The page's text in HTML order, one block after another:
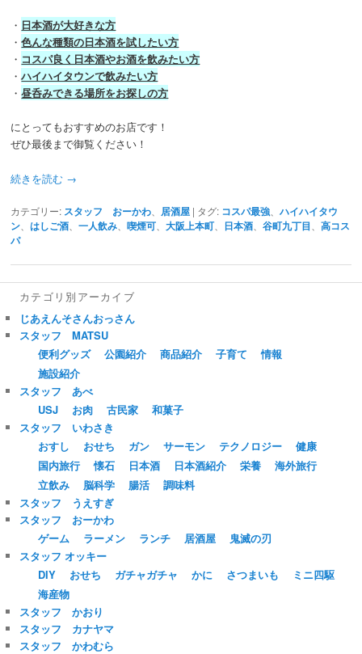
・ 日本酒が大好きな方
・色んな種類の日本酒を試したい方
・ コスパ良く日本酒やお酒を飲みたい方
・ハイハイタウンで飲みたい方
・昼呑みできる場所をお探しの方
にとってもおすすめのお店です！
ぜひ最後まで御覧ください！
続きを読む →
カテゴリー: スタッフ おーかわ 居酒屋 | タグ: コスパ最強 、ハイハイタウ
ン 、はしご酒 、一人飲み 、喫煙可 、大阪上本町、 日本酒 、谷町九丁目 、高コス
パ
カテゴリ別アーカイブ
じあえんそさんおっさん
スタッフ MATSU
便利グッズ
公園紹介 商品紹介 子育て
情報
施設紹介
スタッフ あべ
USJ
お肉 古民家
和菓子
スタッフ いわさき
おすし
おせち ガン サーモン テクノロジー
健康
国内旅行
懐石 日本酒 日本酒紹介 栄養
海外旅行
立飲み
脳科学 腸活
調味料
スタッフ うえすぎ
スタッフ おーかわ
ゲーム
ラーメン ランチ 居酒屋
鬼滅の刃
スタッフ オッキー
DIY
おせち ガチャガチャ かに さつまいも
ミニ四駆
海産物
スタッフ かおり
スタッフ カナヤマ
スタッフ かわむら